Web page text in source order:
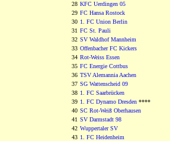
28 KFC Uerdingen 05
29 FC Hansa Rostock
30 1. FC Union Berlin
31 FC St. Pauli
32 SV Waldhof Mannheim
33 Offenbacher FC Kickers
34 Rot-Weiss Essen
35 FC Energie Cottbus
36 TSV Alemannia Aachen
37 SG Wattenscheid 09
38 1. FC Saarbrücken
39 1. FC Dynamo Dresden****
40 SC Rot-Weiß Oberhausen
41 SV Darmstadt 98
42 Wuppertaler SV
43 1. FC Heidenheim